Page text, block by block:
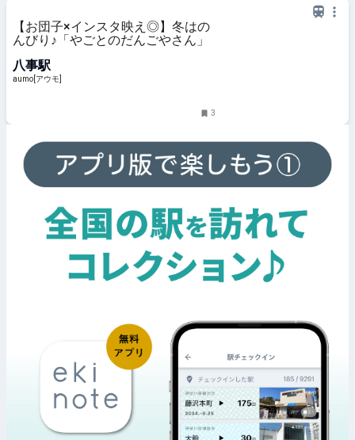
【お団子×インスタ映え◎】冬はの
んびり♪「やごとのだんごやさん」
八事駅
aumo[アウモ]
3